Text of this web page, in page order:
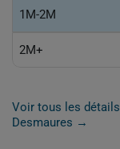
1M-2M
2M+
Voir tous les
Desmaures →